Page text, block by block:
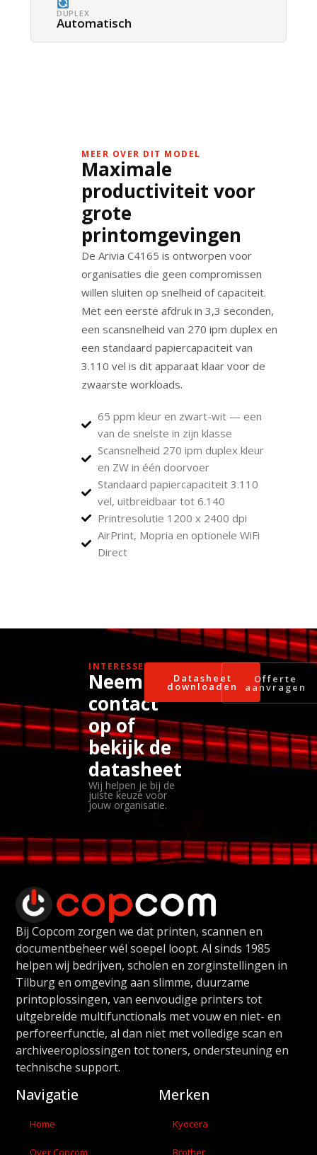
DUPLEX
Automatisch
MEER OVER DIT MODEL
Maximale
productiviteit voor
grote
printomgevingen
De Arivia C4165 is ontworpen voor
organisaties die geen compromissen
willen sluiten op snelheid of capaciteit.
Met een eerste afdruk in 3,3 seconden,
een scansnelheid van 270 ipm duplex en
een standaard papiercapaciteit van
3.110 vel is dit apparaat klaar voor de
zwaarste workloads.
65 ppm kleur en zwart-wit — een
van de snelste in zijn klasse
Scansnelheid 270 ipm duplex kleur
en ZW in één doorvoer
Standaard papiercapaciteit 3.110
vel, uitbreidbaar tot 6.140
Printresolutie 1200 x 2400 dpi
AirPrint, Mopria en optionele WiFi
Direct
INTERESSE?
Neem
contact
op of
bekijk de
datasheet
Wij helpen je bij de
juiste keuze voor
jouw organisatie.
Datasheet
downloaden
Offerte
aanvragen
Bij Copcom zorgen we dat printen, scannen en
documentbeheer wél soepel loopt. Al sinds 1985
helpen wij bedrijven, scholen en zorginstellingen in
Tilburg en omgeving aan slimme, duurzame
printoplossingen, van eenvoudige printers tot
uitgebreide multifunctionals met vouw en niet- en
perforeerfunctie, al dan niet met volledige scan en
archiveeroplossingen tot toners, ondersteuning en
technische support.
Navigatie
Home
Over Copcom
Merken
Kyocera
Brother